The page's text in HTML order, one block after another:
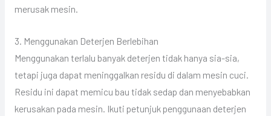
merusak mesin.
3. Menggunakan Deterjen Berlebihan
Menggunakan terlalu banyak deterjen tidak hanya sia-sia,
tetapi juga dapat meninggalkan residu di dalam mesin cuci.
Residu ini dapat memicu bau tidak sedap dan menyebabkan
kerusakan pada mesin. Ikuti petunjuk penggunaan deterjen